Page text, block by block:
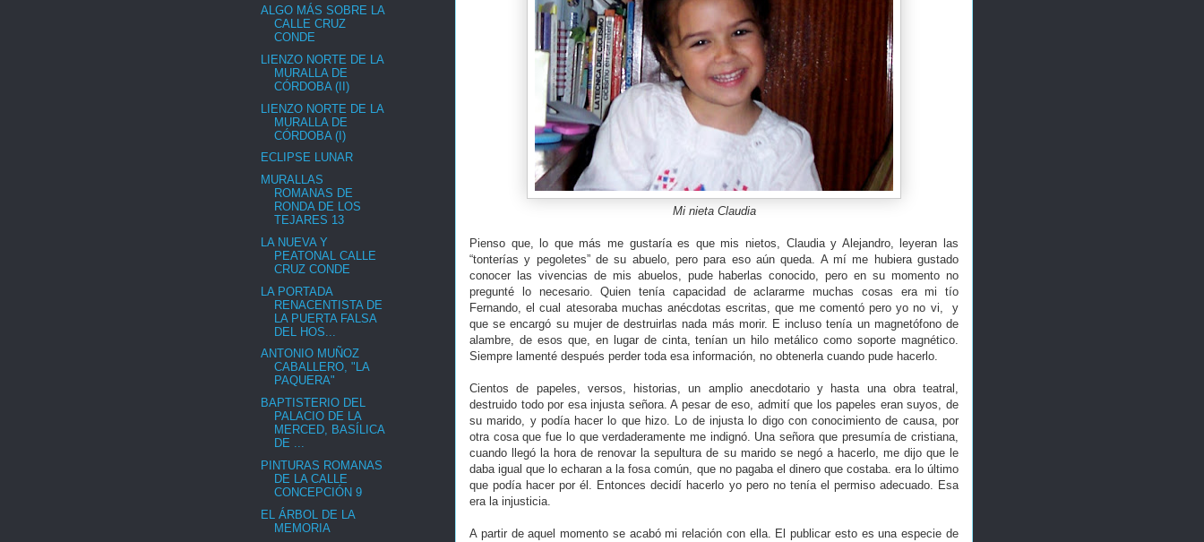
Mi nieta Claudia
Pienso que, lo que más me gustaría es que mis nietos, Claudia y Alejandro, leyeran las
“tonterías y pegoletes” de su abuelo, pero para eso aún queda. A mí me hubiera gustado
conocer las vivencias de mis abuelos, pude haberlas conocido, pero en su momento no
pregunté lo necesario. Quien tenía capacidad de aclararme muchas cosas era mi tío
Fernando, el cual atesoraba muchas anécdotas escritas, que me comentó pero yo no vi, y
que se encargó su mujer de destruirlas nada más morir. E incluso tenía un magnetófono de
alambre, de esos que, en lugar de cinta, tenían un hilo metálico como soporte magnético.
Siempre lamenté después perder toda esa información, no obtenerla cuando pude hacerlo.
Cientos de papeles, versos, historias, un amplio anecdotario y hasta una obra teatral,
destruido todo por esa injusta señora. A pesar de eso, admití que los papeles eran suyos, de
su marido, y podía hacer lo que hizo. Lo de injusta lo digo con conocimiento de causa, por
otra cosa que fue lo que verdaderamente me indignó. Una señora que presumía de cristiana,
cuando llegó la hora de renovar la sepultura de su marido se negó a hacerlo, me dijo que le
daba igual que lo echaran a la fosa común, que no pagaba el dinero que costaba. era lo último
que podía hacer por él. Entonces decidí hacerlo yo pero no tenía el permiso adecuado. Esa
era la injusticia.
A partir de aquel momento se acabó mi relación con ella. El publicar esto es una especie de
ALGO MÁS SOBRE LA
CALLE CRUZ
CONDE
LIENZO NORTE DE LA
MURALLA DE
CÓRDOBA (II)
LIENZO NORTE DE LA
MURALLA DE
CÓRDOBA (I)
ECLIPSE LUNAR
MURALLAS
ROMANAS DE
RONDA DE LOS
TEJARES 13
LA NUEVA Y
PEATONAL CALLE
CRUZ CONDE
LA PORTADA
RENACENTISTA DE
LA PUERTA FALSA
DEL HOS...
ANTONIO MUÑOZ
CABALLERO, "LA
PAQUERA"
BAPTISTERIO DEL
PALACIO DE LA
MERCED, BASÍLICA
DE ...
PINTURAS ROMANAS
DE LA CALLE
CONCEPCIÓN 9
EL ÁRBOL DE LA
MEMORIA